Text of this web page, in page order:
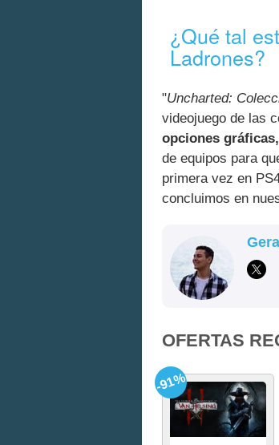
¿Qué tal
Ladrones?
"Uncharted:
videojuego de las
opciones
de equipos para
primera vez en
concluimos en
OFERTAS
-91%